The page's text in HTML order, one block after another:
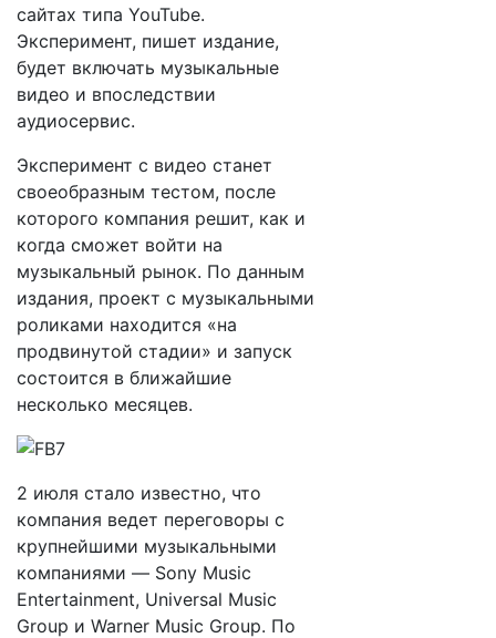
сайтах типа YouTube.
Эксперимент, пишет издание,
будет включать музыкальные
видео и впоследствии
аудиосервис.
Эксперимент с видео станет
своеобразным тестом, после
которого компания решит, как и
когда сможет войти на
музыкальный рынок. По данным
издания, проект с музыкальными
роликами находится «на
продвинутой стадии» и запуск
состоится в ближайшие
несколько месяцев.
2 июля стало известно, что
компания ведет переговоры с
крупнейшими музыкальными
компаниями — Sony Music
Entertainment, Universal Music
Group и Warner Music Group. По